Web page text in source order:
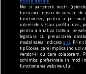
Noi si partenerii nostri
furnizorii nostri de servicii de
functioneze, pentru a
interesele si/sau profilul dvs.,
pentru a analiza traficul pe
legatura cu prelucrarea
modalitatea indicataaici
. Prin
tip Cookie, care implica inclusiv
Vendor-ii cu care colaboram.
schimba preferintele in mod
functionarea website-ului.